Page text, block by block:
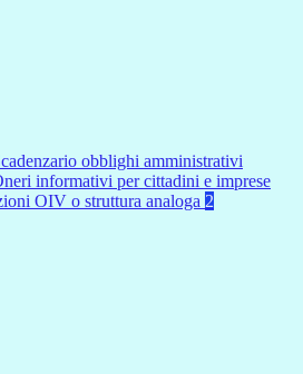
obblighi amministrativi
informativi per cittadini e imprese
OIV o struttura analoga 2